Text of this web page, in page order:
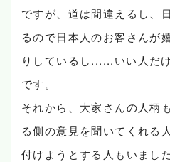
ですが、道は間違えるし、
るので日本人のお客さんが
りしているし......いい人だ
です。
それから、大家さんの人柄
る側の意見を聞いてくれる
付けようとする人もいました